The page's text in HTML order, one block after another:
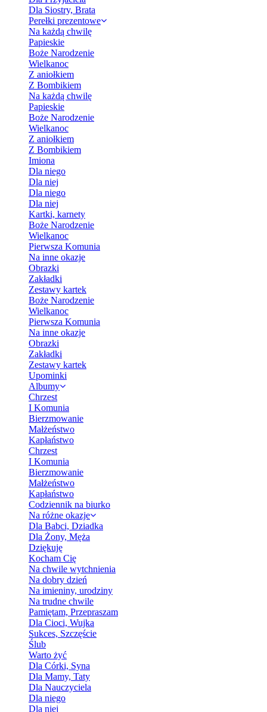
Dla Siostry, Brata
Perełki prezentowe
Na każdą chwilę
Papieskie
Boże Narodzenie
Wielkanoc
Z aniołkiem
Z Bombikiem
Na każdą chwilę
Papieskie
Boże Narodzenie
Wielkanoc
Z aniołkiem
Z Bombikiem
Imiona
Dla niego
Dla niej
Dla niego
Dla niej
Kartki, karnety
Boże Narodzenie
Wielkanoc
Pierwsza Komunia
Na inne okazje
Obrazki
Zakładki
Zestawy kartek
Boże Narodzenie
Wielkanoc
Pierwsza Komunia
Na inne okazje
Obrazki
Zakładki
Zestawy kartek
Upominki
Albumy
Chrzest
I Komunia
Bierzmowanie
Małżeństwo
Kapłaństwo
Chrzest
I Komunia
Bierzmowanie
Małżeństwo
Kapłaństwo
Codziennik na biurko
Na różne okazje
Dla Babci, Dziadka
Dla Żony, Męża
Dziękuję
Kocham Cię
Na chwile wytchnienia
Na dobry dzień
Na imieniny, urodziny
Na trudne chwile
Pamiętam, Przepraszam
Dla Cioci, Wujka
Sukces, Szczęście
Ślub
Warto żyć
Dla Córki, Syna
Dla Mamy, Taty
Dla Nauczyciela
Dla niego
Dla niej